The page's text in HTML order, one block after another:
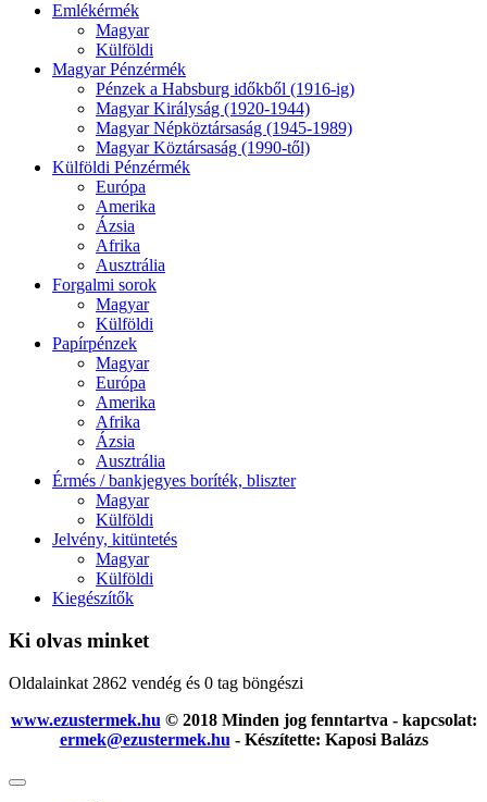
Emlékérmék
Magyar
Külföldi
Magyar Pénzérmék
Pénzek a Habsburg időkből (1916-ig)
Magyar Királyság (1920-1944)
Magyar Népköztársaság (1945-1989)
Magyar Köztársaság (1990-től)
Külföldi Pénzérmék
Európa
Amerika
Ázsia
Afrika
Ausztrália
Forgalmi sorok
Magyar
Külföldi
Papírpénzek
Magyar
Európa
Amerika
Afrika
Ázsia
Ausztrália
Érmés / bankjegyes boríték, bliszter
Magyar
Külföldi
Jelvény, kitüntetés
Magyar
Külföldi
Kiegészítők
Ki olvas minket
Oldalainkat 2862 vendég és 0 tag böngészi
www.ezustermek.hu © 2018 Minden jog fenntartva - kapcsolat:
ermek@ezustermek.hu - Készítette: Kaposi Balázs